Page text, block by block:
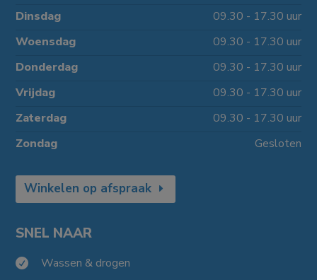
Dinsdag
09.30 - 17.30 uur
Woensdag
09.30 - 17.30 uur
Donderdag
09.30 - 17.30 uur
Vrijdag
09.30 - 17.30 uur
Zaterdag
09.30 - 17.30 uur
Zondag
Gesloten
Winkelen op afspraak
SNEL NAAR
 Wassen & drogen